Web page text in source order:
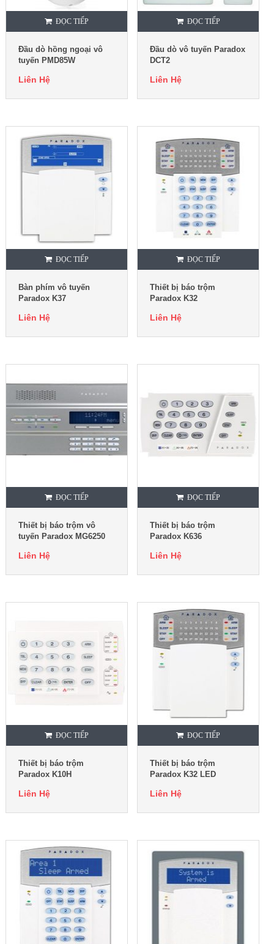
ĐỌC TIẾP
Đầu dò hồng ngoại vô
tuyến PMD85W
Liên Hệ
ĐỌC TIẾP
Đầu dò vô tuyến Paradox
DCT2
Liên Hệ
ĐỌC TIẾP
Bàn phím vô tuyến
Paradox K37
Liên Hệ
ĐỌC TIẾP
Thiết bị báo trộm
Paradox K32
Liên Hệ
ĐỌC TIẾP
Thiết bị báo trộm vô
tuyến Paradox MG6250
Liên Hệ
ĐỌC TIẾP
Thiết bị báo trộm
Paradox K636
Liên Hệ
ĐỌC TIẾP
Thiết bị báo trộm
Paradox K10H
Liên Hệ
ĐỌC TIẾP
Thiết bị báo trộm
Paradox K32 LED
Liên Hệ